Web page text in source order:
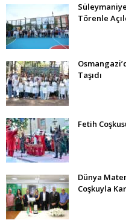
Törenle
Taşıdı
Fetih
Dünya
Coşkuyla